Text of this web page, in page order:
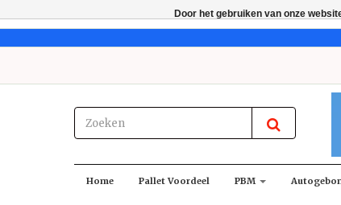
Home Pallet Voordeel PBM
Door het gebruiken van onze